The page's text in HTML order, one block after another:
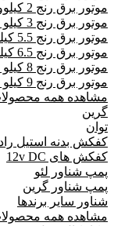
موتور برق رنج 2 کیلووات
موتور برق رنج 3 کیلو وات
موتور برق رنج 5.5 کیلو وات
موتور برق رنج 6.5 کیلو وات
موتور برق رنج 8 کیلو وات
موتور برق رنج 9 کیلو وات به بالا
مشاهده همه
گرین
توان
کفکش بدنه استیل
کفکش های 12v DC
پمپ شناور لئو
پمپ شناور گرین
شناور سایر برندها
مشاهده همه